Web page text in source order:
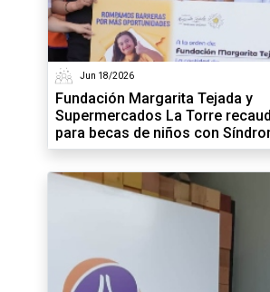
Jun 18/2026
Fundación Margarita Tejada y
Supermercados La Torre
para becas de niños con